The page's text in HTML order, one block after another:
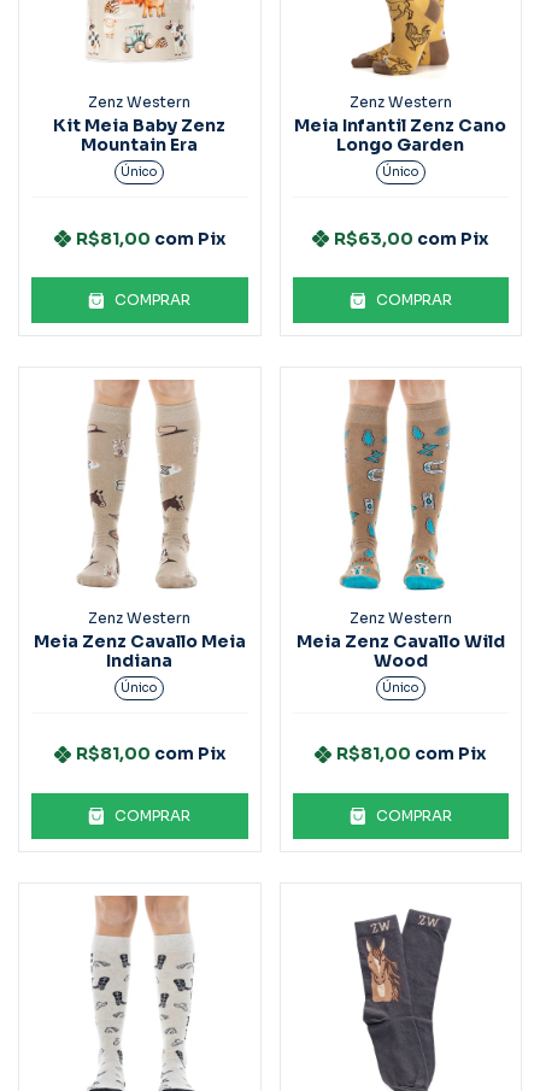
Zenz Western
Kit Meia Baby Zenz
Mountain Era
Único
R$81,00 com Pix
COMPRAR
Zenz Western
Meia Infantil Zenz Cano
Longo Garden
Único
R$63,00 com Pix
COMPRAR
Zenz Western
Meia Zenz Cavallo Meia
Indiana
Único
R$81,00 com Pix
COMPRAR
Zenz Western
Meia Zenz Cavallo Wild
Wood
Único
R$81,00 com Pix
COMPRAR